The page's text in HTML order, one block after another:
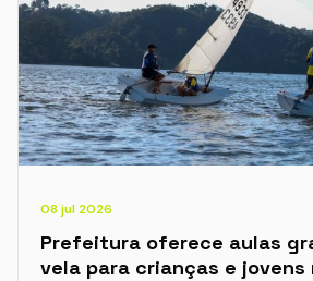
08 jul 2026
Prefeitura oferece aulas
vela para crianças e jovens